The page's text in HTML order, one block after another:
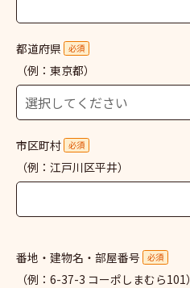
都道府県 必須
（例：東京都）
市区町村 必須
（例：江戸川区平井）
番地・建物名・部屋番号 必須
（例：6-37-3 コーポしまむら101）